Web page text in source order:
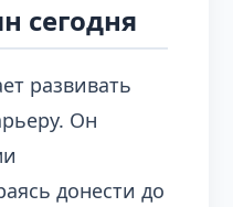
сегодня
развивать
Он
донести до